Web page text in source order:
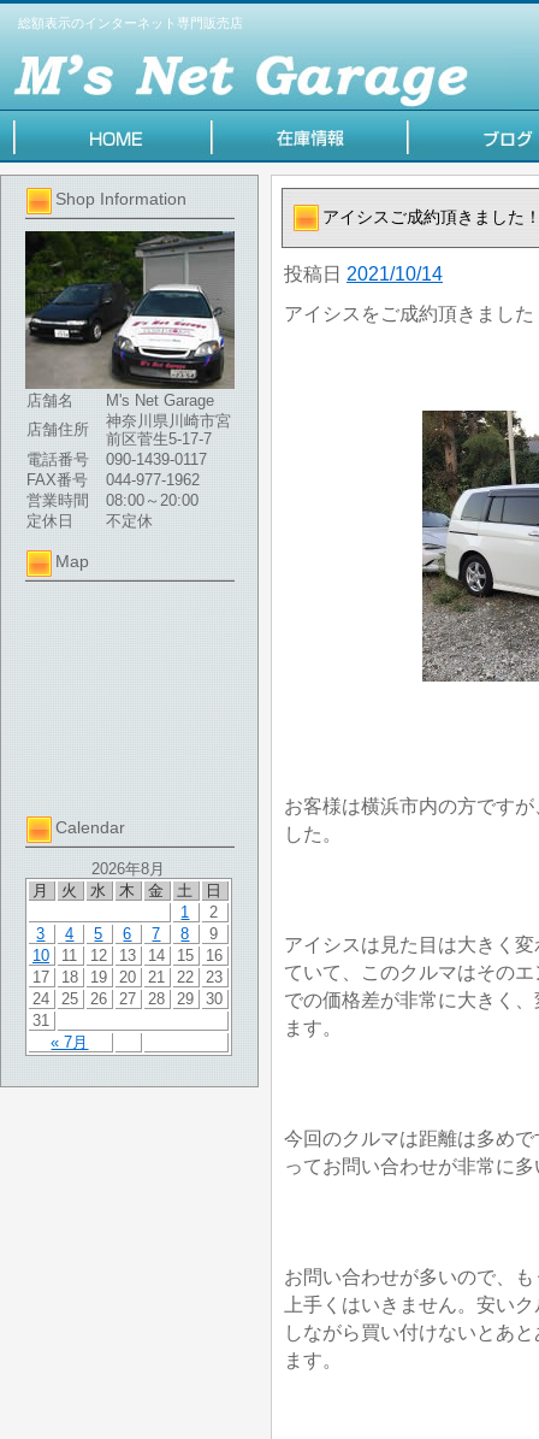
総額表示のインターネット専門販売店
Shop Information
店舗名
M's Net Garage
店舗住所
神奈川県川崎市宮
前区菅生5-17-7
電話番号
090-1439-0117
FAX番号
044-977-1962
営業時間
08:00～20:00
定休日
不定休
Map
Calendar
2026年8月
月
火 水 木 金 土 日
« 7月
1
2
3
4 5 6 7 8
9
10
11 12 13 14 15
16
17
18 19 20 21 22
23
24
25 26 27 28 29
30
31
アイシスご成約頂きました
投稿日 2021/10/14
アイシスをご成約頂きました
お客様は横浜市内の方です
した。
アイシスは見た目は大きく
ていて、このクルマはその
での価格差が非常に大きく
ます。
今回のクルマは距離は多め
ってお問い合わせが非常に
お問い合わせが多いので、
上手くはいきません。安い
しながら買い付けないとあ
ます。